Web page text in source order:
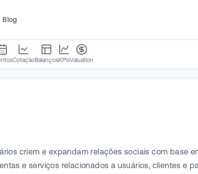
Blog
CotaçãoBalançosKPIsValuation
criem e expandam relações sociais com base
e serviços relacionados a usuários, clientes e